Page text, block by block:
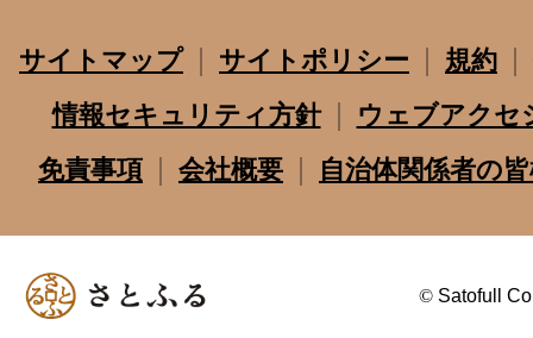
サイトマップ サイトポリシー
規約
情報セキュリティ方針
ウェブアクセ
免責事項
会社概要 自治体関係者の
© Satofull